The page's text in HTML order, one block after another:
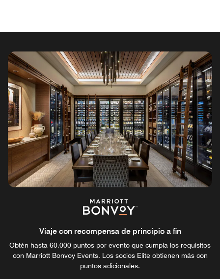
Viaje con recompensa de principio a fin
Obtén hasta 60.000 puntos por evento que cumpla los requisitos
con Marriott Bonvoy Events. Los socios Elite obtienen más con
puntos adicionales.